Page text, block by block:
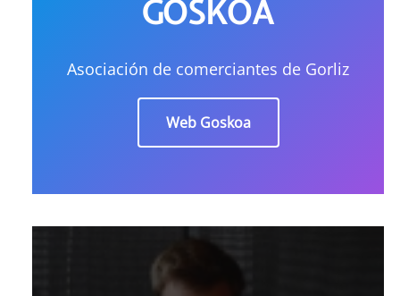
GOSKOA
Asociación de comerciantes de Gorliz
Web Goskoa